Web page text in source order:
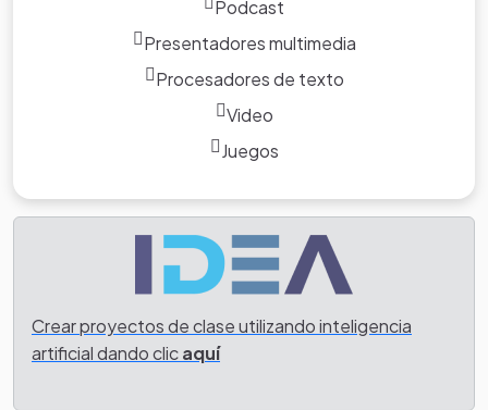
Podcast
Presentadores multimedia
Procesadores de texto
Video
Juegos
Crear proyectos de clase utilizando inteligencia
artificial dando clicaquí